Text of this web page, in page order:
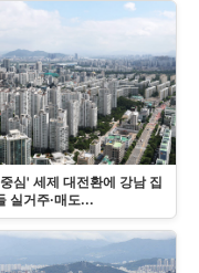
심' 세제 대전환에 강남 집
실거주·매도...